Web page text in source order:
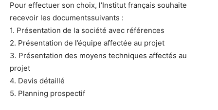
Pour effectuer son choix, l’Institut français souhaite
recevoir les documentssuivants :
1. Présentation de la société avec références
2. Présentation de l’équipe affectée au projet
3. Présentation des moyens techniques affectés au
projet
4. Devis détaillé
5. Planning prospectif